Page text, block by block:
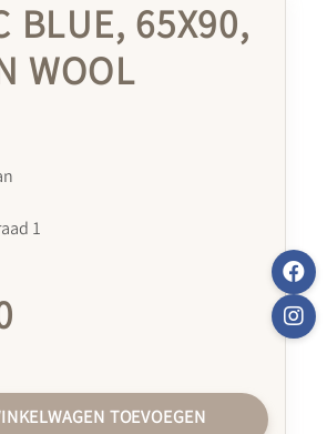
BLUE, 65X90,
WOOL
1
TOEVOEGEN